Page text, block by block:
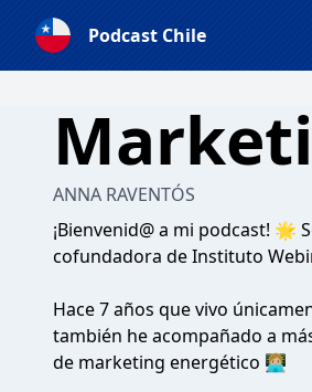
Podcast Chile
ANNA RAVENTÓS
¡Bienvenid@ a mi podcast! 🌟
cofundadora de Instituto
Hace 7 años que vivo
también he acompañado a
de marketing energético 👩🏼‍💻